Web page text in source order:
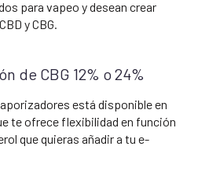
para vapeo y desean crear
y CBG.
de CBG 12% o 24%
está disponible en
te ofrece flexibilidad en función
que quieras añadir a tu e-